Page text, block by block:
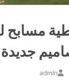
مسابح
جديدة
admin